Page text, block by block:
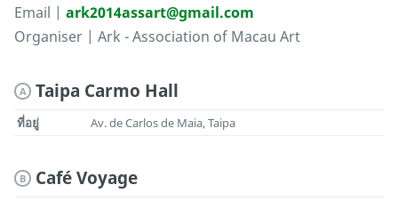
Email | ark2014assart@gmail.com
Organiser | Ark - Association of Macau Art
A Taipa Carmo Hall
ที่อยู่ Av. de Carlos de Maia, Taipa
B Café Voyage